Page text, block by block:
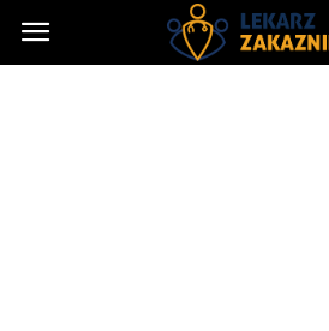
Lekarzzakaznik.pl